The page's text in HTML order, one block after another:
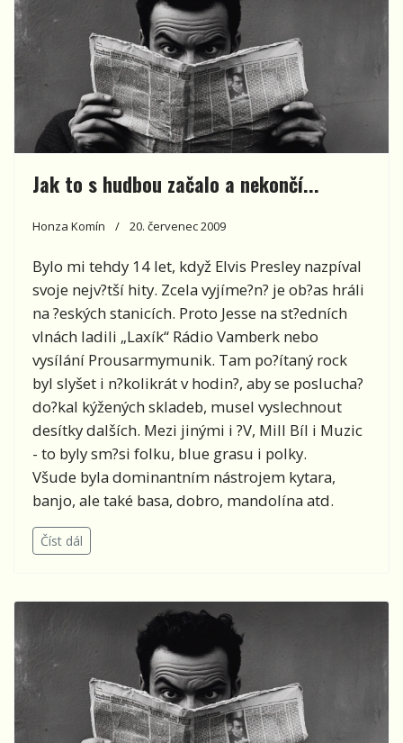
Jak to s hudbou začalo a nekončí...
Honza Komín 20. červenec 2009
Bylo mi tehdy 14 let, když Elvis Presley nazpíval
svoje nejv?tší hity. Zcela vyjíme?n? je ob?as hráli
na ?eských stanicích. Proto Jesse na st?edních
vlnách ladili „Laxík“ Rádio Vamberk nebo
vysílání Prousarmymunik. Tam po?ítaný rock
byl slyšet i n?kolikrát v hodin?, aby se poslucha?
do?kal kýžených skladeb, musel vyslechnout
desítky dalších. Mezi jinými i ?V, Mill Bíl i Muzic
- to byly sm?si folku, blue grasu i polky.
Všude byla dominantním nástrojem kytara,
banjo, ale také basa, dobro, mandolína atd.
Číst dál